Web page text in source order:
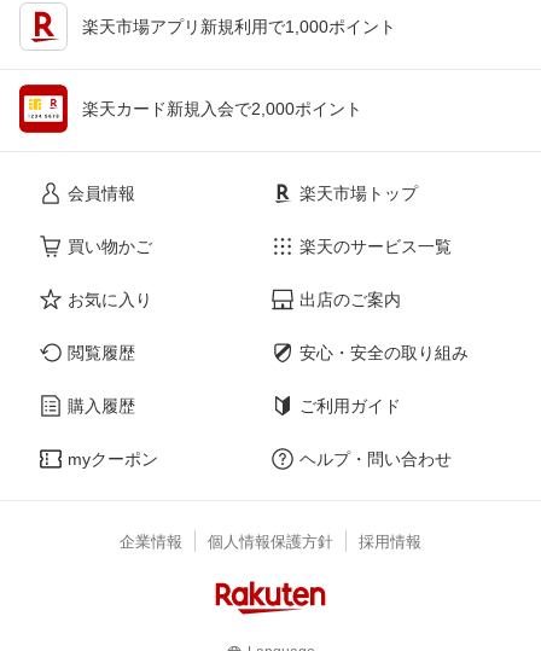
楽天市場アプリ新規利用で1,000ポイント
楽天カード新規入会で2,000ポイント
会員情報
買い物かご
お気に入り
閲覧履歴
購入履歴
myクーポン
楽天市場トップ
楽天のサービス一覧
出店のご案内
安心・安全の取り組み
ご利用ガイド
ヘルプ・問い合わせ
企業情報 個人情報保護方針 採用情報